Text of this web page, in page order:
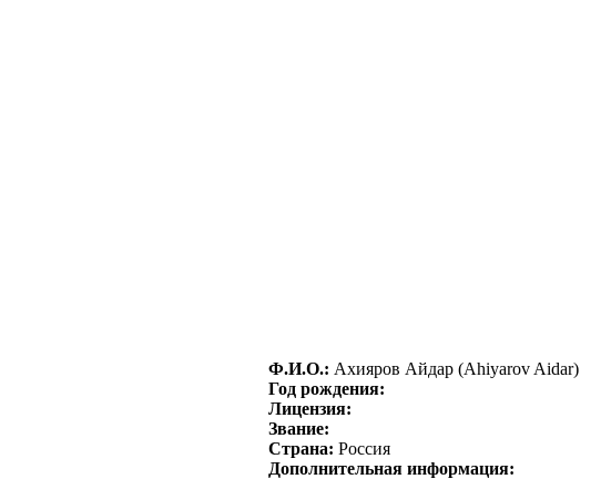
Ф.И.О.: Axияpов Aйдаp (Ahiyarov Aidar)
Год рождения:
Лицензия:
Звание:
Страна: Россия
Дополнительная информация: